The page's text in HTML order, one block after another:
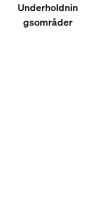
Underholdnin
gsområder